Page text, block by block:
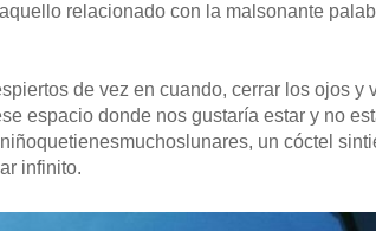
relacionado con la malsonante
de vez en cuando, cerrar los ojos y
espacio donde nos gustaría estar y no
un cóctel
infinito.